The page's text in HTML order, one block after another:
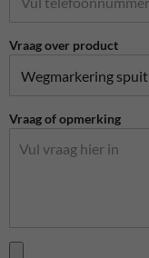
Vraag over product
Vraag of opmerking